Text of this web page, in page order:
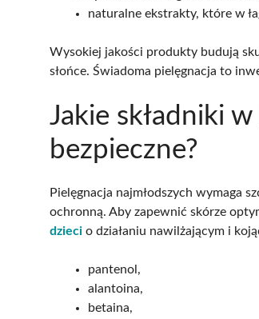
naturalne ekstrakty, które w
Wysokiej jakości produkty budują
słońce. Świadoma pielęgnacja to
Jakie składniki
bezpieczne?
Pielęgnacja najmłodszych wymaga
ochronną. Aby zapewnić skórze
dzieci o działaniu nawilżającym i
pantenol,
alantoina,
betaina,